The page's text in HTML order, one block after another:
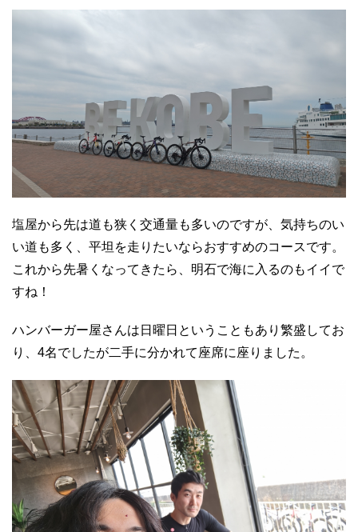
塩屋から先は道も狭く交通量も多いのですが、気持ちのい
い道も多く、平坦を走りたいならおすすめのコースです。
これから先暑くなってきたら、明石で海に入るのもイイで
すね！
ハンバーガー屋さんは日曜日ということもあり繁盛してお
り、4名でしたが二手に分かれて座席に座りました。